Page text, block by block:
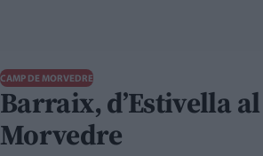
CAMP DE MORVEDRE
Barraix, d’Estivella
Morvedre